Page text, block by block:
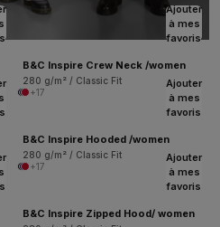
Ajouter
à mes
favoris
B&C Inspire Crew Neck /women
280 g/m² / Classic Fit
+17
Ajouter
à mes
favoris
B&C Inspire Hooded /women
280 g/m² / Classic Fit
+17
Ajouter
à mes
favoris
B&C Inspire Zipped Hood/ women